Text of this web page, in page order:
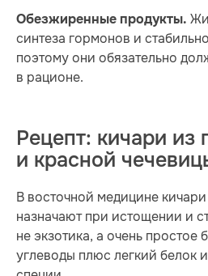
Обезжиренные продукты.
синтеза гормонов и
поэтому они обязательно
в рационе.
Рецепт: кичари из
и красной
В восточной медицине
назначают при истощении и
не экзотика, а очень
углеводы плюс легкий белок